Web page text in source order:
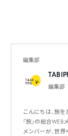
編集部
編集部
こんにちは、旅
「旅」の総合
メンバーが、世